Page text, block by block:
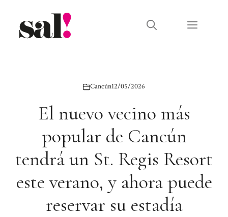
contenido
Menú
Cancún12/05/2026
El nuevo vecino más
popular de Cancún
tendrá un St. Regis Resort
este verano, y ahora puede
reservar su estadía